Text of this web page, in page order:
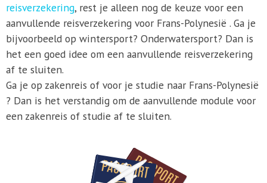
reisverzekering, rest je alleen nog de keuze voor een
aanvullende reisverzekering voor Frans-Polynesië . Ga je
bijvoorbeeld op wintersport? Onderwatersport? Dan is
het een goed idee om een aanvullende reisverzekering
af te sluiten.
Ga je op zakenreis of voor je studie naar Frans-Polynesië
? Dan is het verstandig om de aanvullende module voor
een zakenreis of studie af te sluiten.